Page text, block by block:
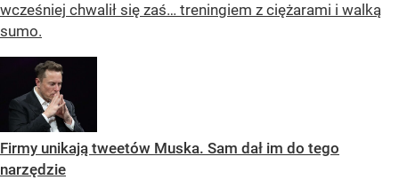
wcześniej chwalił się zaś… treningiem z ciężarami i walką
sumo.
Firmy unikają tweetów Muska. Sam dał im do tego
narzędzie